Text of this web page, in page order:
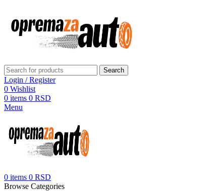
Search
Login / Register
0 Wishlist
0 items 0 RSD
Menu
0 items 0 RSD
Browse Categories